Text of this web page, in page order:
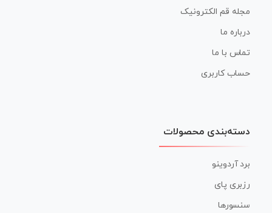
مجله قم الکترونیک
درباره ما
تماس با ما
حساب کاربری
دسته‌بندی محصولات
برد آردوینو
رزبری پای
سنسورها